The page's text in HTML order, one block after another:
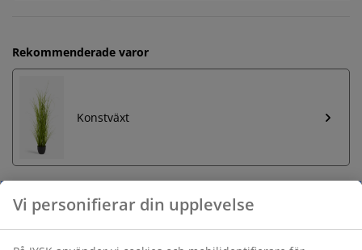
Rekommenderade varor
Konstväxt
Obegränsad returrätt